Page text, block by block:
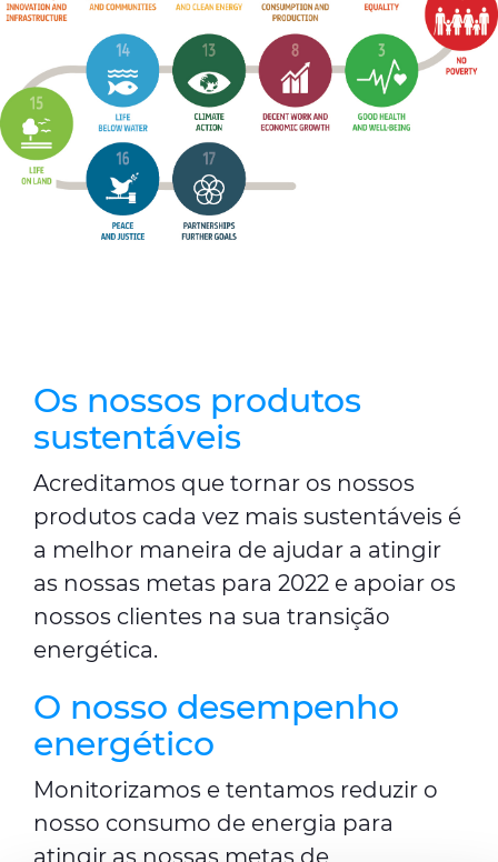
Os nossos produtos
sustentáveis
Acreditamos que tornar os nossos
produtos cada vez mais sustentáveis ​​é
a melhor maneira de ajudar a atingir
as nossas metas para 2022 e apoiar os
nossos clientes na sua transição
energética.
O nosso desempenho
energético
Monitorizamos e tentamos reduzir o
nosso consumo de energia para
atingir as nossas metas de